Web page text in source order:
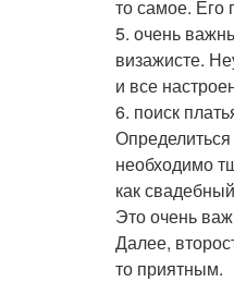
то самое. Его
5. очень
визажисте.
и все
6. поиск
необходимо
как
Это очень
Далее,
то приятным.